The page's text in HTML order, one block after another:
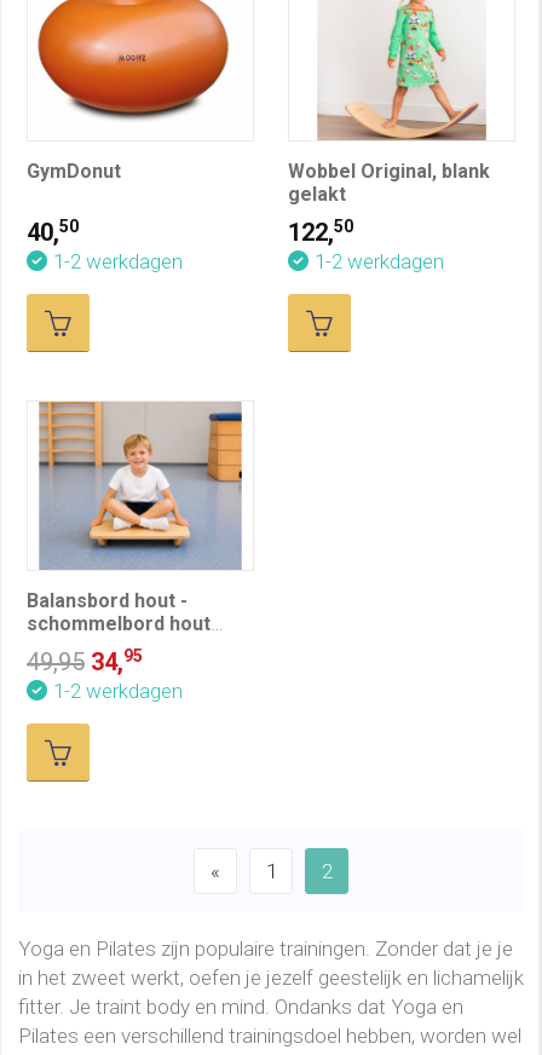
GymDonut
40,50
1-2 werkdagen
Wobbel Original, blank
gelakt
122,50
1-2 werkdagen
Balansbord hout -
schommelbord hout
(OP=OP)
49,95 34,95
1-2 werkdagen
« 1 2
Yoga en Pilates zijn populaire trainingen. Zonder dat je je
in het zweet werkt, oefen je jezelf geestelijk en lichamelijk
fitter. Je traint body en mind. Ondanks dat Yoga en
Pilates een verschillend trainingsdoel hebben, worden wel